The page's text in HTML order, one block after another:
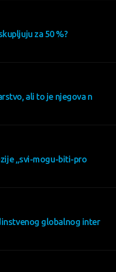
za 50 %?
ali to je njegova n
„svi-mogu-biti-pro
globalnog inter